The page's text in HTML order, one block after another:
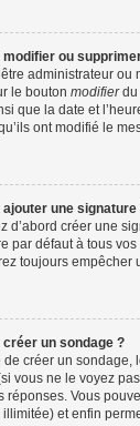
modifier ou
administrateur
le bouton modifierdu
que la date et
ont modifié le
une
d’abord créer une
par défaut à tous
toujours empêcher
un sondage ?
de créer un
vous ne le voyez
réponses. Vous
et enfin